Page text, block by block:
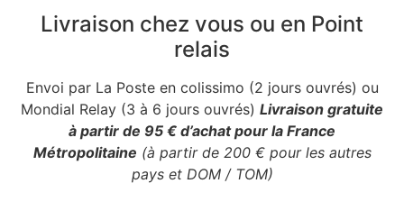
Livraison chez vous ou en Point
relais
Envoi par La Poste en colissimo (2 jours ouvrés) ou
Mondial Relay (3 à 6 jours ouvrés) Livraison gratuite
à partir de 95 € d’achat pour la France
Métropolitaine (à partir de 200 € pour les autres
pays et DOM / TOM)